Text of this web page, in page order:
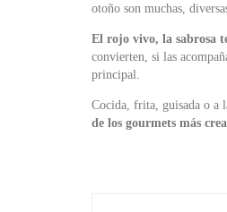
otoño son muchas,
El rojo vivo, la sabrosa
convierten, si las
principal.
Cocida, frita, guisada o a
de los gourmets más